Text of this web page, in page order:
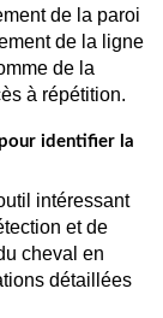
de la paroi
de la ligne
de la
à répétition.
identifier la
intéressant
et de
cheval en
détaillées